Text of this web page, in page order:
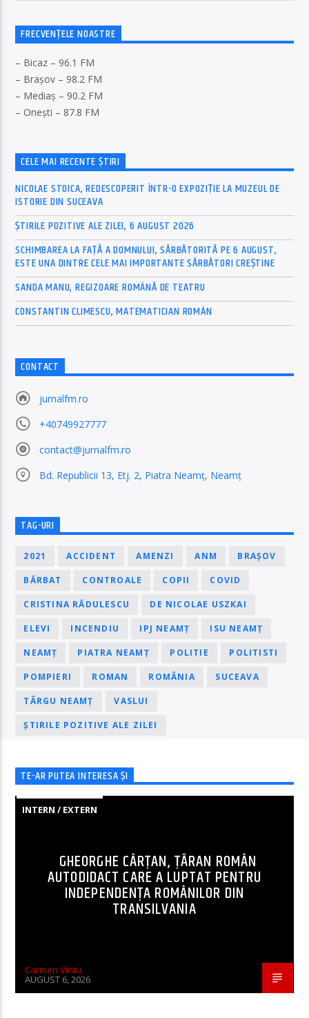
FRECVENȚELE NOASTRE
– Bicaz – 96.1 FM
– Brașov – 98.2 FM
– Mediaș – 90.2 FM
– Onești – 87.8 FM
CELE MAI RECENTE ȘTIRI
NICOLAE STOICA, REDESCOPERIT ÎNTR-O EXPOZIȚIE LA MUZEUL DE
ISTORIE DIN SUCEAVA
ȘTIRILE POZITIVE ALE ZILEI, 6 AUGUST 2026
SCHIMBAREA LA FAȚĂ A DOMNULUI, SĂRBĂTORITĂ PE 6 AUGUST,
ESTE UNA DINTRE CELE MAI IMPORTANTE SĂRBĂTORI CREȘTINE
SANDA MANU, REGIZOARE ROMÂNĂ DE TEATRU
CONSTANTIN CLIMESCU, MATEMATICIAN ROMÂN
CONTACT
jurnalfm.ro
+40749927777
contact@jurnalfm.ro
Bd. Republicii 13, Etj. 2, Piatra Neamț, Neamț
TAG-URI
2021 ACCIDENT AMENZI ANM BRAȘOV
BĂRBAT CONTROALE COPII COVID
CRISTINA RĂDULESCU DE NICOLAE USZKAI
ELEVI INCENDIU IPJ NEAMȚ ISU NEAMȚ
NEAMȚ PIATRA NEAMȚ POLITIE POLITISTI
POMPIERI ROMAN ROMÂNIA SUCEAVA
TÂRGU NEAMȚ VASLUI
ȘTIRILE POZITIVE ALE ZILEI
TE-AR PUTEA INTERESA ȘI
INTERN / EXTERN
GHEORGHE CÂRȚAN, ŢĂRAN ROMÂN
AUTODIDACT CARE A LUPTAT PENTRU
INDEPENDENȚA ROMÂNILOR DIN
TRANSILVANIA
Carmen Vintu
AUGUST 6, 2026